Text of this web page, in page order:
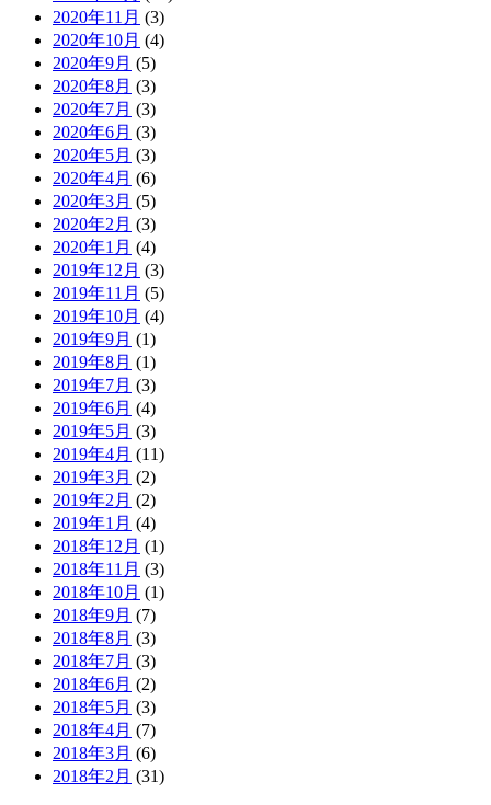
2020年11月 (3)
2020年10月 (4)
2020年9月 (5)
2020年8月 (3)
2020年7月 (3)
2020年6月 (3)
2020年5月 (3)
2020年4月 (6)
2020年3月 (5)
2020年2月 (3)
2020年1月 (4)
2019年12月 (3)
2019年11月 (5)
2019年10月 (4)
2019年9月 (1)
2019年8月 (1)
2019年7月 (3)
2019年6月 (4)
2019年5月 (3)
2019年4月 (11)
2019年3月 (2)
2019年2月 (2)
2019年1月 (4)
2018年12月 (1)
2018年11月 (3)
2018年10月 (1)
2018年9月 (7)
2018年8月 (3)
2018年7月 (3)
2018年6月 (2)
2018年5月 (3)
2018年4月 (7)
2018年3月 (6)
2018年2月 (31)